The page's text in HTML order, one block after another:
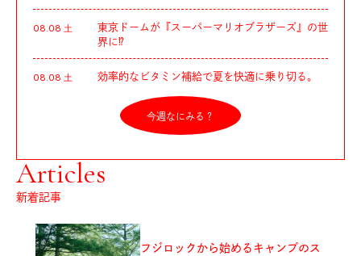
08.08 土
東京ドームが『スーパーマリオブラザーズ』の世
界に⁉︎
08.08 土 効率的なビタミン補給で夏を快適に乗り切る。
今週なにみる？
Articles
新着記事
フジロックから始めるキャンプのス